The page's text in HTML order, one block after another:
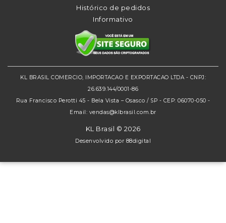
Histórico de pedidos
Informativo
KL BRASIL COMERCIO, IMPORTACAO E EXPORTACAO LTDA - CNPJ:
26.639.144/0001-86
Rua Francisco Perotti 45 - Bela Vista – Osasco / SP - CEP: 06070-050 -
Email: vendas@klbrasil.com.br
KL Brasil © 2026
Desenvolvido por 88digital